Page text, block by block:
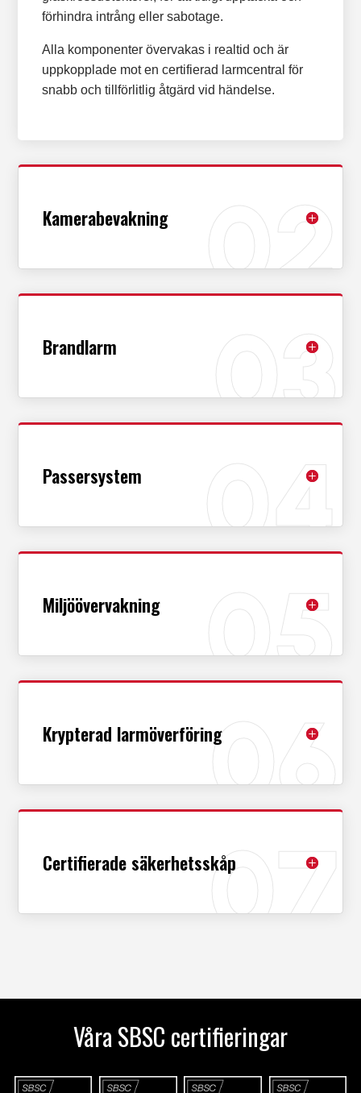
förhindra intrång eller sabotage.
Alla komponenter övervakas i realtid och är
uppkopplade mot en certifierad larmcentral för
snabb och tillförlitlig åtgärd vid händelse.
Kamerabevakning
Brandlarm
Passersystem
Miljöövervakning
Krypterad larmöverföring
Certifierade säkerhetsskåp
VåraSBSC certifieringar